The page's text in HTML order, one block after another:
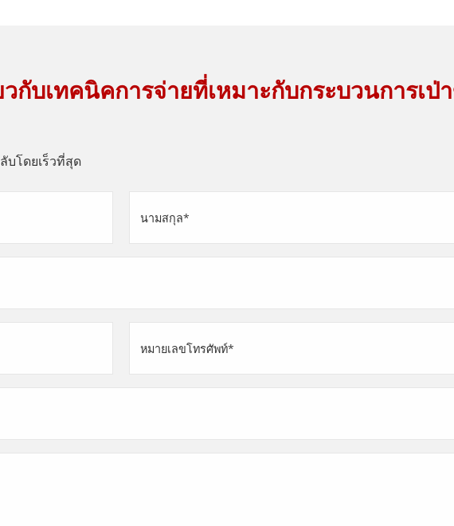
กับเทคนิคการจ่ายที่เหมาะกับกระบวนการเป่
บโดยเร็วที่สุด
(Required)
โทรศัพท์
(Required)